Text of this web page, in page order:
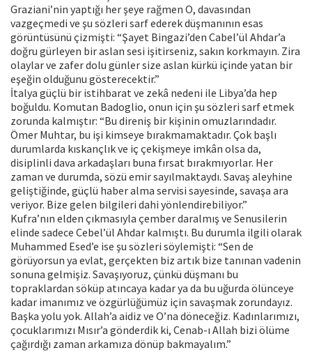
Graziani’nin yaptığı her şeye rağmen O, davasından
vazgeçmedi ve şu sözleri sarf ederek düşmanının esas
görüntüsünü çizmişti: “Şayet Bingazi’den Cabel’ül Ahdar’a
doğru gürleyen bir aslan sesi işitirseniz, sakın korkmayın. Zira
olaylar ve zafer dolu günler size aslan kürkü içinde yatan bir
eşeğin olduğunu gösterecektir.”
İtalya güçlü bir istihbarat ve zekâ nedeni ile Libya’da hep
boğuldu. Komutan Badoglio, onun için şu sözleri sarf etmek
zorunda kalmıştır: “Bu direniş bir kişinin omuzlarındadır.
Ömer Muhtar, bu işi kimseye bırakmamaktadır. Çok başlı
durumlarda kıskançlık ve iç çekişmeye imkân olsa da,
disiplinli dava arkadaşları buna fırsat bırakmıyorlar. Her
zaman ve durumda, sözü emir sayılmaktaydı. Savaş aleyhine
geliştiğinde, güçlü haber alma servisi sayesinde, savaşa ara
veriyor. Bize gelen bilgileri dahi yönlendirebiliyor.”
Kufra’nın elden çıkmasıyla çember daralmış ve Senusilerin
elinde sadece Cebel’ül Ahdar kalmıştı. Bu durumla ilgili olarak
Muhammed Esed’e ise şu sözleri söylemişti: “Sen de
görüyorsun ya evlat, gerçekten biz artık bize tanınan vadenin
sonuna gelmişiz. Savaşıyoruz, çünkü düşmanı bu
topraklardan söküp atıncaya kadar ya da bu uğurda ölünceye
kadar imanımız ve özgürlüğümüz için savaşmak zorundayız.
Başka yolu yok. Allah’a aidiz ve O’na döneceğiz. Kadınlarımızı,
çocuklarımızı Mısır’a gönderdik ki, Cenab-ı Allah bizi ölüme
çağırdığı zaman arkamıza dönüp bakmayalım.”